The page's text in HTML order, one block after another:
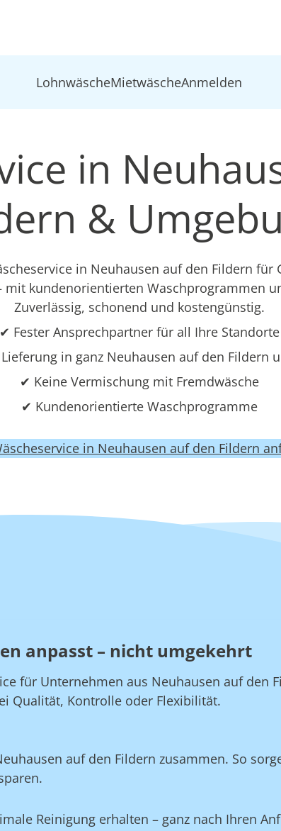
LohnwäscheMietwäscheAnmelden
in
&
in Neuhausen auf den Fildern für
mit kundenorientierten Waschprogrammen
Zuverlässig, schonend und kostengünstig.
✔ Fester Ansprechpartner für all Ihre Standorte
in ganz Neuhausen auf den Fildern
✔ Keine Vermischung mit Fremdwäsche
✔ Kundenorientierte Waschprogramme
in Neuhausen auf den Fildern
anpasst – nicht umgekehrt
für Unternehmen aus Neuhausen auf den
Qualität, Kontrolle oder Flexibilität.
auf den Fildern zusammen. So
Reinigung erhalten – ganz nach Ihren